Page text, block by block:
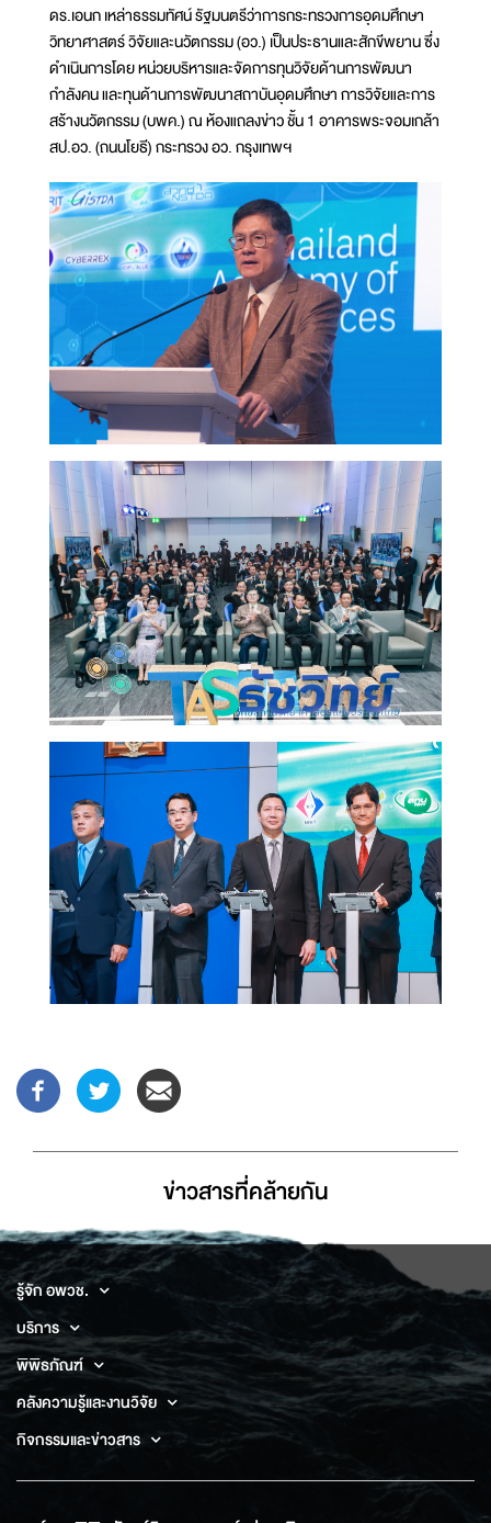
ดร.เอนก เหล่าธรรมทัศน์ รัฐมนตรีว่าการกระทรวงการอุดมศึกษา
วิทยาศาสตร์ วิจัยและนวัตกรรม (อว.) เป็นประธานและสักขีพยาน ซึ่ง
ดำเนินการโดย หน่วยบริหารและจัดการทุนวิจัยด้านการพัฒนา
กำลังคน และทุนด้านการพัฒนาสถาบันอุดมศึกษา การวิจัยและการ
สร้างนวัตกรรม (บพค.) ณ ห้องแถลงข่าว ชั้น 1 อาคารพระจอมเกล้า
สป.อว. (ถนนโยธี) กระทรวง อว. กรุงเทพฯ
ข่าวสารที่่คล้ายกัน
รู้จัก อพวช.
บริการ
พิพิธภัณฑ์
คลังความรู้และงานวิจัย
กิจกรรมและข่าวสาร